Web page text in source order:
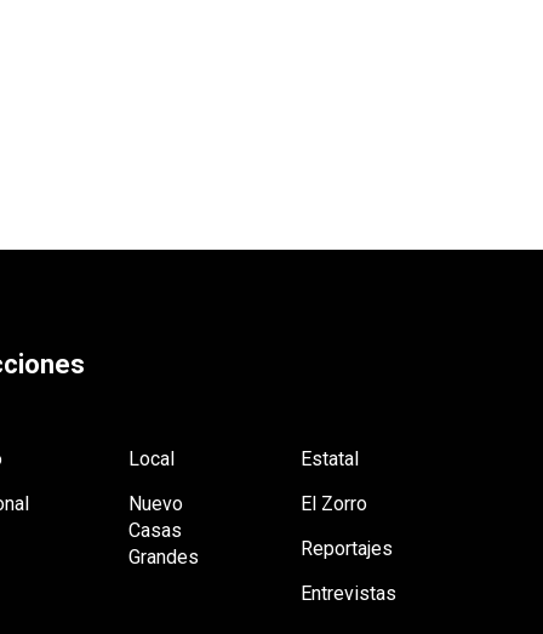
Local
Estatal
Nuevo
Casas
Grandes
El Zorro
Reportajes
Entrevistas